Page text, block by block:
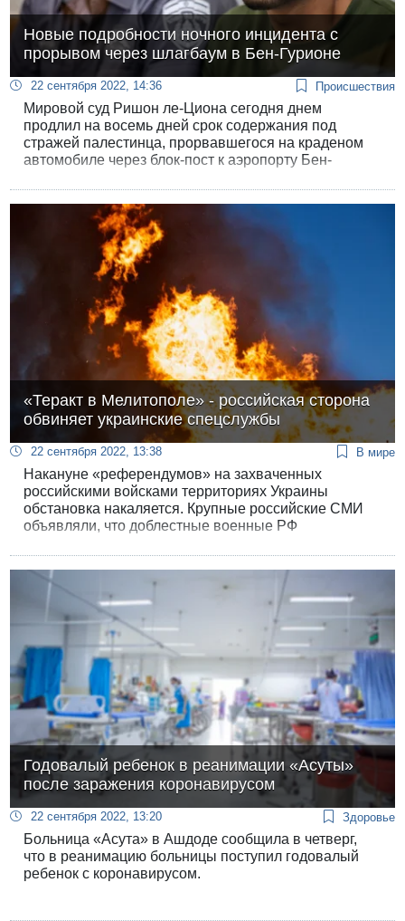
Новые подробности ночного инцидента с
прорывом через шлагбаум в Бен-Гурионе
22 сентября 2022, 14:36 Происшествия
Мировой суд Ришон ле-Циона сегодня днем
продлил на восемь дней срок содержания под
стражей палестинца, прорвавшегося на краденом
автомобиле через блок-пост к аэропорту Бен-
не имел никаких террористических намерений, а
просто «заблудился на дороге». Сам палестинец
уже сидел в тюрьме и имеет непогашенный срок.
«Теракт в Мелитополе» - российская сторона
обвиняет украинские спецслужбы
22 сентября 2022, 13:38 В мире
Накануне «референдумов» на захваченных
российскими войсками территориях Украины
обстановка накаляется. Крупные российские СМИ
объявляли, что доблестные военные РФ
спецслужбами теракты, которые должны помешать
референдуму в Херсоне». Сегодня утром на
Центральном рынке Мелитополя прогремел взрыв,
погибло несколько человек. Россия вновь назвала
это украинской провокацией.
Годовалый ребенок в реанимации «Асуты»
после заражения коронавирусом
22 сентября 2022, 13:20 Здоровье
Больница «Асута» в Ашдоде сообщила в четверг,
что в реанимацию больницы поступил годовалый
ребенок с коронавирусом.